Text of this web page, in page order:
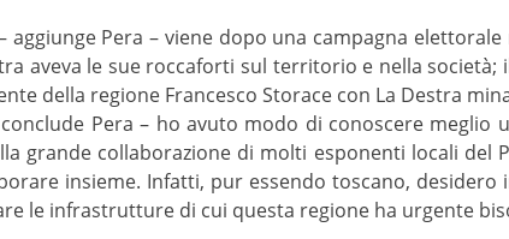
Pera – viene dopo una campagna
aveva le sue roccaforti sul territorio e nella
della regione Francesco Storace con La Destra
conclude Pera – ho avuto modo di conoscere
grande collaborazione di molti esponenti locali del
insieme. Infatti, pur essendo toscano,
le infrastrutture di cui questa regione ha urgente